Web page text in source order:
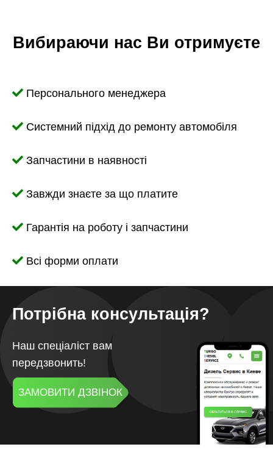
Вибираючи нас Ви отримуєте
Персонального менеджера
Системний підхід до ремонту автомобіля
Запчастини в наявності
Завжди знаєте за що платите
Гарантія на роботу і запчастини
Всі форми оплати
Потрібна консультація?
Наш спеціаліст вам
передзвонить!
ЗАМОВИТИ ДЗВІНОК